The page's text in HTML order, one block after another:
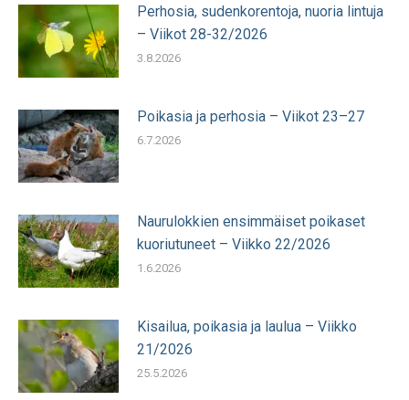
Perhosia, sudenkorentoja, nuoria lintuja
– Viikot 28-32/2026
3.8.2026
Poikasia ja perhosia – Viikot 23–27
6.7.2026
Naurulokkien ensimmäiset poikaset
kuoriutuneet – Viikko 22/2026
1.6.2026
Kisailua, poikasia ja laulua – Viikko
21/2026
25.5.2026